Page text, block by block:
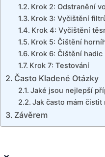
Krok 2: Odstranění
Krok 3: Vyčištění
Krok 4: Vyčištění
Krok 5: Čištění
Krok 6: Čištění hadic
Krok 7: Testování
Často Kladené Otázky
Jaké jsou nejlepší
Jak často mám čistit
Závěrem